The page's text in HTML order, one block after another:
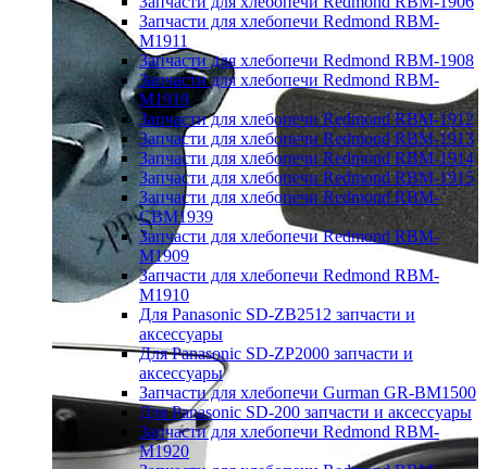
Запчасти для хлебопечи Redmond RBM-
M1911
Запчасти для хлебопечи Redmond RBM-1908
Запчасти для хлебопечи Redmond RBM-
M1919
Запчасти для хлебопечи Redmond RBM-1912
Запчасти для хлебопечи Redmond RBM-1913
Запчасти для хлебопечи Redmond RBM-1914
Запчасти для хлебопечи Redmond RBM-1915
Запчасти для хлебопечи Redmond RBM-
CBM1939
Запчасти для хлебопечи Redmond RBM-
M1909
Запчасти для хлебопечи Redmond RBM-
M1910
Для Panasonic SD-ZB2512 запчасти и
аксессуары
Для Panasonic SD-ZP2000 запчасти и
аксессуары
Запчасти для хлебопечи Gurman GR-BM1500
Для Panasonic SD-200 запчасти и аксессуары
Запчасти для хлебопечи Redmond RBM-
M1920